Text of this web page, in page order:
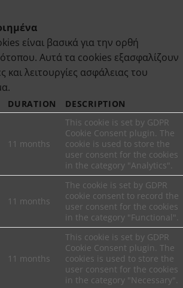
είναι βασικά για την ορθή
Αυτά τα cookies εξασφαλίζουν
και λειτουργίες ασφάλειας του
DURATION DESCRIPTION
11 months
This cookie is set by GDPR
Cookie Consent plugin. The
cookie is used to store the
user consent for the cookies
in the category "Analytics".
11 months
The cookie is set by GDPR
cookie consent to record the
user consent for the cookies
in the category "Functional".
11 months
This cookie is set by GDPR
Cookie Consent plugin. The
cookies is used to store the
user consent for the cookies
in the category "Necessary".